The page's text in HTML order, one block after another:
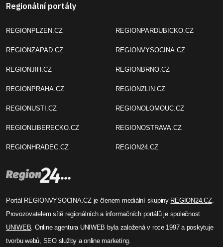
Regionální portály
REGIONPLZEN.CZ
REGIONZAPAD.CZ
REGIONJIH.CZ
REGIONPRAHA.CZ
REGIONUSTI.CZ
REGIONLIBERECKO.CZ
REGIONHRADEC.CZ
REGIONPARDUBICKO.CZ
REGIONVYSOCINA.CZ
REGIONBRNO.CZ
REGIONZLIN.CZ
REGIONOLOMOUC.CZ
REGIONOSTRAVA.CZ
REGION24.CZ
Portál REGIONVYSOCINA.CZ je členem mediální skupiny REGION24.CZ.
Provozovatelem sítě regionálních a informačních portálů je společnost
UNIWEB . Online agentura UNIWEB byla založená v roce 1997 a poskytuje
tvorbu webů, SEO služby a online marketing.